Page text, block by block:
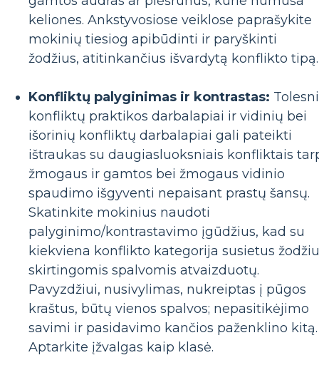
keliones. Ankstyvosiose veiklose paprašykite
mokinių tiesiog apibūdinti ir paryškinti
žodžius, atitinkančius išvardytą konflikto tipą.
Konfliktų palyginimas ir kontrastas: Tolesni
konfliktų praktikos darbalapiai ir vidinių bei
išorinių konfliktų darbalapiai gali pateikti
ištraukas su daugiasluoksniais konfliktais
žmogaus ir gamtos bei žmogaus vidinio
spaudimo išgyventi nepaisant prastų šansų.
Skatinkite mokinius naudoti
palyginimo/kontrastavimo įgūdžius, kad su
kiekviena konflikto kategorija susietus
skirtingomis spalvomis atvaizduotų.
Pavyzdžiui, nusivylimas, nukreiptas į pūgos
kraštus, būtų vienos spalvos; nepasitikėjimo
savimi ir pasidavimo kančios paženklino kitą.
Aptarkite įžvalgas kaip klasė.